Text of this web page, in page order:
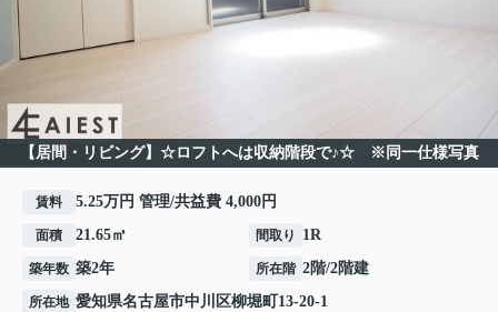
【居間・リビング】☆ロフトへは収納階段で♪☆ ※同一仕様写真
賃料 5.25万円 管理/共益費 4,000円
面積 21.65㎡ 間取り 1R
築年数 築2年 所在階 2階/2階建
所在地 愛知県名古屋市中川区柳堀町 13-20-1